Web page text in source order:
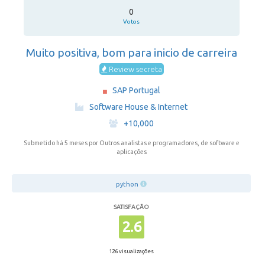
0
Votos
Muito positiva, bom para inicio de carreira
Review secreta
SAP Portugal
Software House & Internet
·
+10,000
Submetido há 5 meses por Outros analistas e programadores, de software e
aplicações
python
SATISFAÇÃO
2.6
126 visualizações